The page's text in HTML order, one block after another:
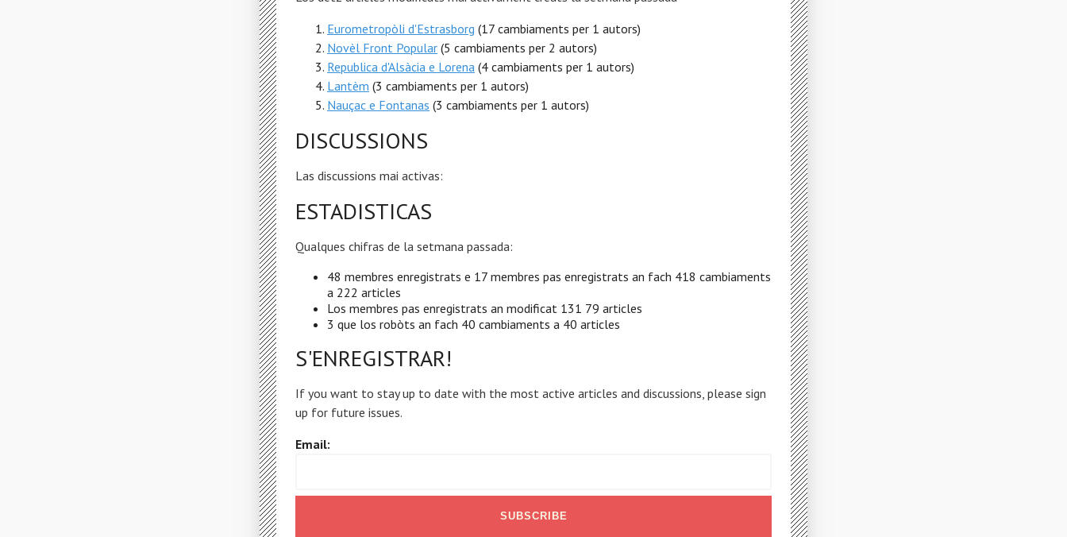
Eurometropòli d'Estrasborg (17 cambiaments per 1 autors)
Novèl Front Popular (5 cambiaments per 2 autors)
Republica d'Alsàcia e Lorena (4 cambiaments per 1 autors)
Lantèm (3 cambiaments per 1 autors)
Nauçac e Fontanas (3 cambiaments per 1 autors)
DISCUSSIONS
Las discussions mai activas:
ESTADISTICAS
Qualques chifras de la setmana passada:
48 membres enregistrats e 17 membres pas enregistrats an fach 418 cambiaments
a 222 articles
Los membres pas enregistrats an modificat 131 79 articles
3 que los robòts an fach 40 cambiaments a 40 articles
S'ENREGISTRAR!
If you want to stay up to date with the most active articles and discussions, please sign
up for future issues.
Email: